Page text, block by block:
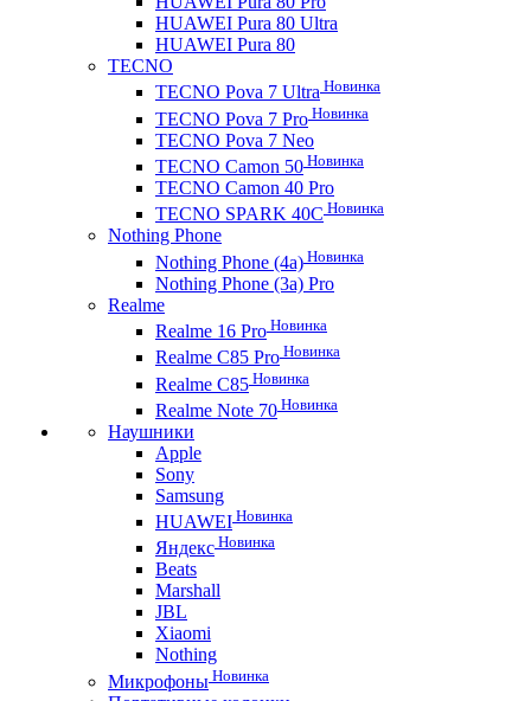
HUAWEI Pura 80 Ultra
HUAWEI Pura 80
TECNO
TECNO Pova 7 Ultra Новинка
TECNO Pova 7 Pro Новинка
TECNO Pova 7 Neo
TECNO Camon 50 Новинка
TECNO Camon 40 Pro
TECNO SPARK 40C Новинка
Nothing Phone
Nothing Phone (4a) Новинка
Nothing Phone (3a) Pro
Realme
Realme 16 Pro Новинка
Realme C85 Pro Новинка
Realme C85 Новинка
Realme Note 70 Новинка
Наушники
Apple
Sony
Samsung
HUAWEI Новинка
Яндекс Новинка
Beats
Marshall
JBL
Xiaomi
Nothing
Микрофоны Новинка